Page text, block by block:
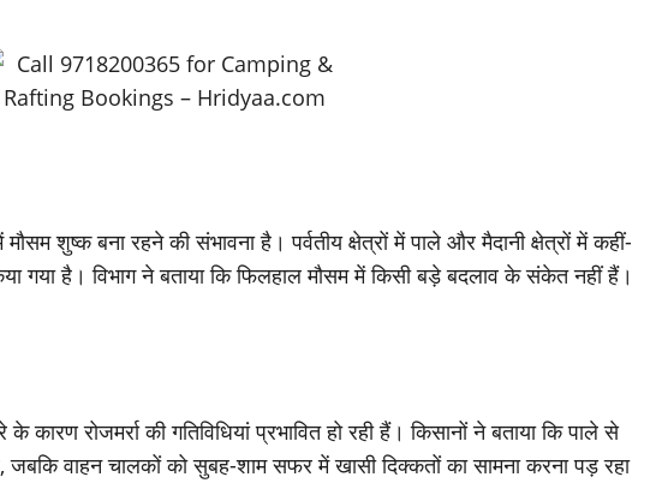
शुष्क बना रहने की संभावना है। पर्वतीय क्षेत्रों में पाले और मैदानी क्षेत्रों में कहीं-
गया है। विभाग ने बताया कि फिलहाल मौसम में किसी बड़े बदलाव के संकेत नहीं हैं।
रोजमर्रा की गतिविधियां प्रभावित हो रही हैं। किसानों ने बताया कि पाले से
वाहन चालकों को सुबह-शाम सफर में खासी दिक्कतों का सामना करना पड़ रहा